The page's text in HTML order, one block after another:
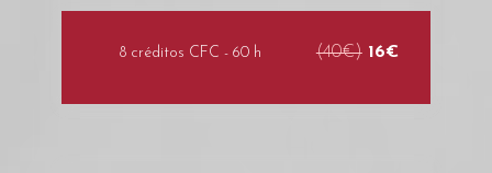
8 créditos CFC - 60 h (40€) 16€